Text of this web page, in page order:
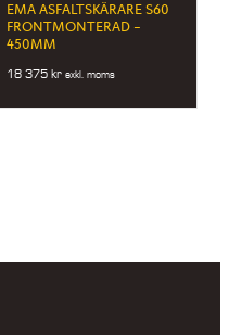
EMA ASFALTSKÄRARE S60
FRONTMONTERAD –
450MM
18 375 kr exkl. moms